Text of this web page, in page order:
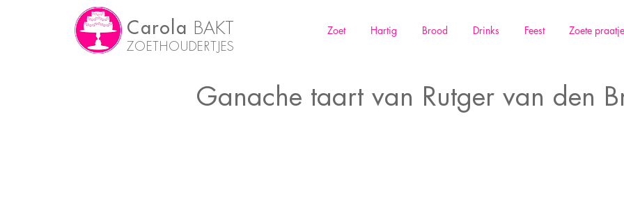
Carola BAKT
ZOETHOUDERTJES
Zoet Hartig Brood Drinks Feest Zoete
Ganache taart van Rutger van den